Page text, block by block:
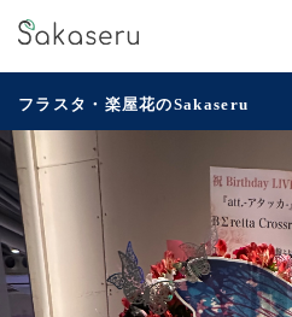
フラスタ・楽屋花のSakaseru